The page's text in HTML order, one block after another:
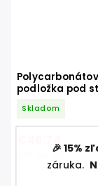
🎉 15%
záruka.
podložka pod
Skladom
€38 bez DPH